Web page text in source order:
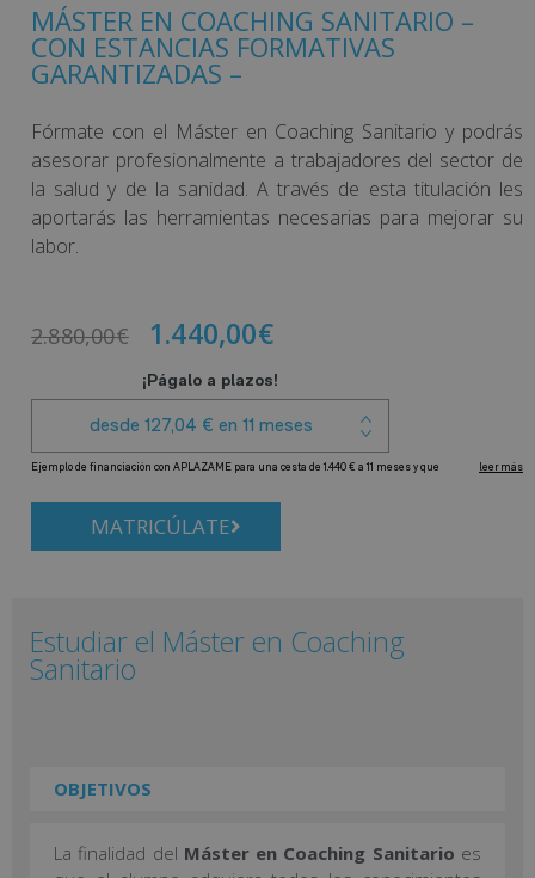
MÁSTER EN COACHING SANITARIO –
CON ESTANCIAS FORMATIVAS
GARANTIZADAS –
Fórmate con el Máster en Coaching Sanitario y podrás
asesorar profesionalmente a trabajadores del sector de
la salud y de la sanidad. A través de esta titulación les
aportarás las herramientas necesarias para mejorar su
labor.
2.880,00€ 1.440,00€
MATRICÚLATE
Estudiar el Máster en Coaching
Sanitario
OBJETIVOS
La finalidad del Máster en Coaching Sanitario es